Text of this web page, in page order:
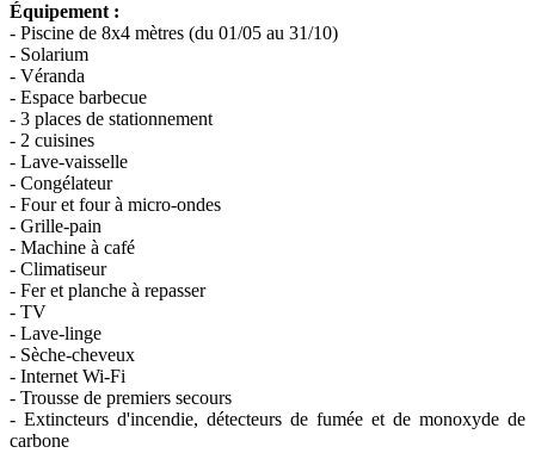
Équipement :
- Piscine de 8x4 mètres (du 01/05 au 31/10)
- Solarium
- Véranda
- Espace barbecue
- 3 places de stationnement
- 2 cuisines
- Lave-vaisselle
- Congélateur
- Four et four à micro-ondes
- Grille-pain
- Machine à café
- Climatiseur
- Fer et planche à repasser
- TV
- Lave-linge
- Sèche-cheveux
- Internet Wi-Fi
- Trousse de premiers secours
- Extincteurs d'incendie, détecteurs de fumée et de monoxyde de
carbone